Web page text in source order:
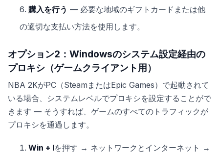
購入を行う — 必要な地域のギフトカードまたは他
の適切な支払い方法を使用します。
オプション2：Windowsのシステム設定経由の
プロキシ（ゲームクライアント用）
NBA 2KがPC（SteamまたはEpic Games）で起動されて
いる場合、システムレベルでプロキシを設定することがで
きます — そうすれば、ゲームのすべてのトラフィックが
プロキシを通過します。
Win + Iを押す → ネットワークとインターネット →